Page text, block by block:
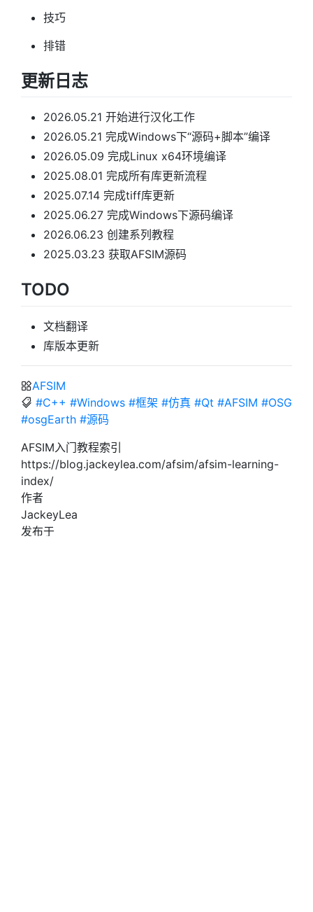
技巧
排错
更新日志
2026.05.21 开始进行汉化工作
2026.05.21 完成Windows下“源码+脚本”编译
2026.05.09 完成Linux x64环境编译
2025.08.01 完成所有库更新流程
2025.07.14 完成tiff库更新
2025.06.27 完成Windows下源码编译
2026.06.23 创建系列教程
2025.03.23 获取AFSIM源码
TODO
文档翻译
库版本更新
AFSIM
#C++ #Windows #框架 #仿真 #Qt #AFSIM #OSG
#osgEarth #源码
AFSIM入门教程索引
https://blog.jackeylea.com/afsim/afsim-learning-
index/
作者
JackeyLea
发布于